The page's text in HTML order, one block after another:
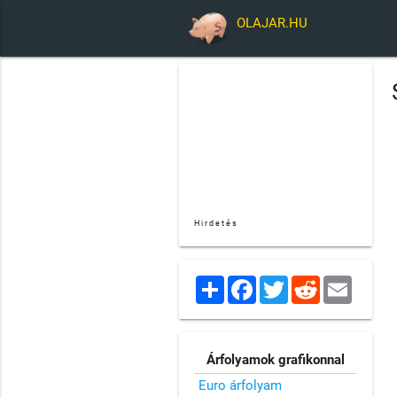
OLAJAR.HU
Hirdetés
Share Facebook
TwitterReddit
Árfolyamok grafikonnal
Euro árfolyam